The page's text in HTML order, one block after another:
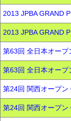
2013 JPBA GRAND
2013 JPBA GRAND
第63回 全日本オー
第63回 全日本オー
第24回 関西オープ
第24回 関西オープ